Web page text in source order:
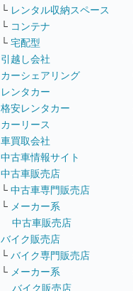
└ レンタル収納スペース
└ コンテナ
└ 宅配型
引越し会社
カーシェアリング
レンタカー
格安レンタカー
カーリース
車買取会社
中古車情報サイト
中古車販売店
└ 中古車専門販売店
└ メーカー系
中古車販売店
バイク販売店
└ バイク専門販売店
└ メーカー系
バイク販売店